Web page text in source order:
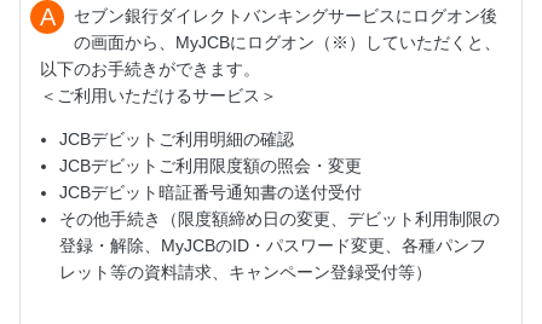
A
セブン銀行ダイレクトバンキングサービスにログオン後
の画面から、MyJCBにログオン（※）していただくと、
以下のお手続きができます。
＜ご利用いただけるサービス＞
JCBデビットご利用明細の確認
JCBデビットご利用限度額の照会・変更
JCBデビット暗証番号通知書の送付受付
その他手続き（限度額締め日の変更、デビット利用制限の
登録・解除、MyJCBのID・パスワード変更、各種パンフ
レット等の資料請求、キャンペーン登録受付等）